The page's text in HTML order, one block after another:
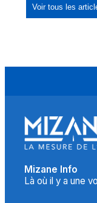
Voir tous les
Mizane Info
Là où il y a une